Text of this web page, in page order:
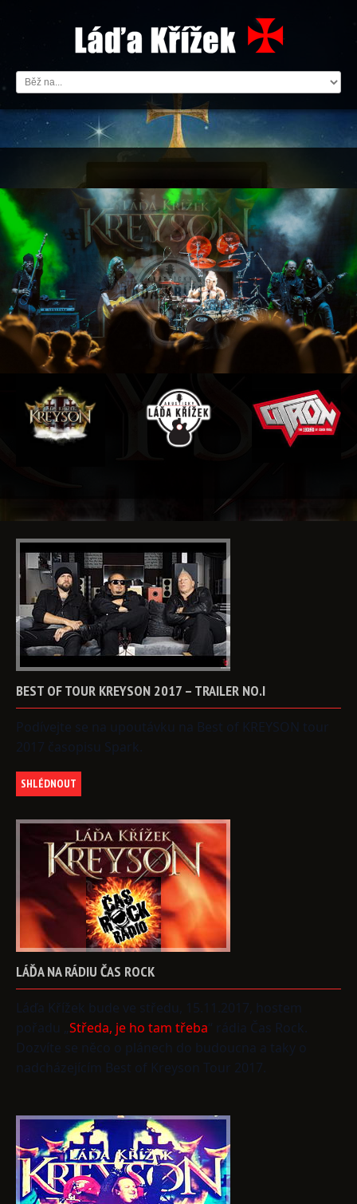
BEST OFTOUR KREYSON 2017 – TRAILER NO.I
Podívejte se na upoutávku na Best of KREYSON tour
2017 časopisu Spark.
SHLÉDNOUT
LÁĎA NA RÁDIU ČAS ROCK
Láďa Křížek bude ve středu, 15.11.2017, hostem
pořadu „Středa, je ho tam třeba“ rádia Čas Rock.
Dozvíte se něco o plánech do budoucna a taky o
nadcházejícím Best of Kreyson Tour 2017.